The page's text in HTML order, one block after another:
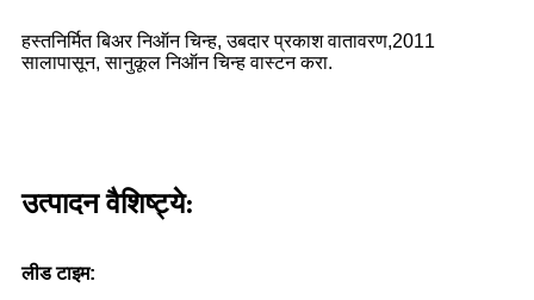
हस्तनिर्मित बिअर निऑन चिन्ह, उबदार प्रकाश वातावरण,2011
सालापासून, सानुकूल निऑन चिन्ह वास्टन करा.
उत्पादन वैशिष्ट्ये:
लीड टाइम: